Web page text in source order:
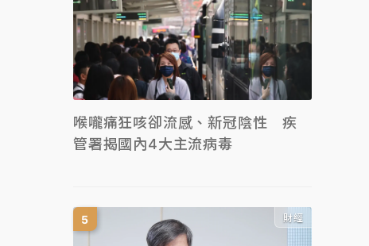
喉嚨痛狂咳卻流感、新冠陰性 疾
管署揭國內4大主流病毒
財經